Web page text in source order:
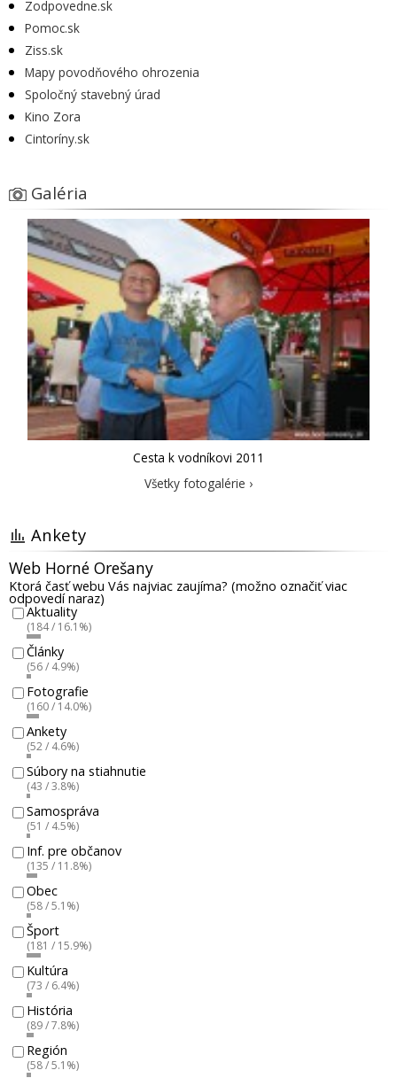
Zodpovedne.sk
Pomoc.sk
Ziss.sk
Mapy povodňového ohrozenia
Spoločný stavebný úrad
Kino Zora
Cintoríny.sk
Galéria
Cesta k vodníkovi 2011
Všetky fotogalérie ›
Ankety
Web Horné Orešany
Ktorá časť webu Vás najviac zaujíma? (možno označiť viac
odpovedí naraz)
Aktuality
(184 / 16.1%)
Články
(56 / 4.9%)
Fotografie
(160 / 14.0%)
Ankety
(52 / 4.6%)
Súbory na stiahnutie
(43 / 3.8%)
Samospráva
(51 / 4.5%)
Inf. pre občanov
(135 / 11.8%)
Obec
(58 / 5.1%)
Šport
(181 / 15.9%)
Kultúra
(73 / 6.4%)
História
(89 / 7.8%)
Región
(58 / 5.1%)